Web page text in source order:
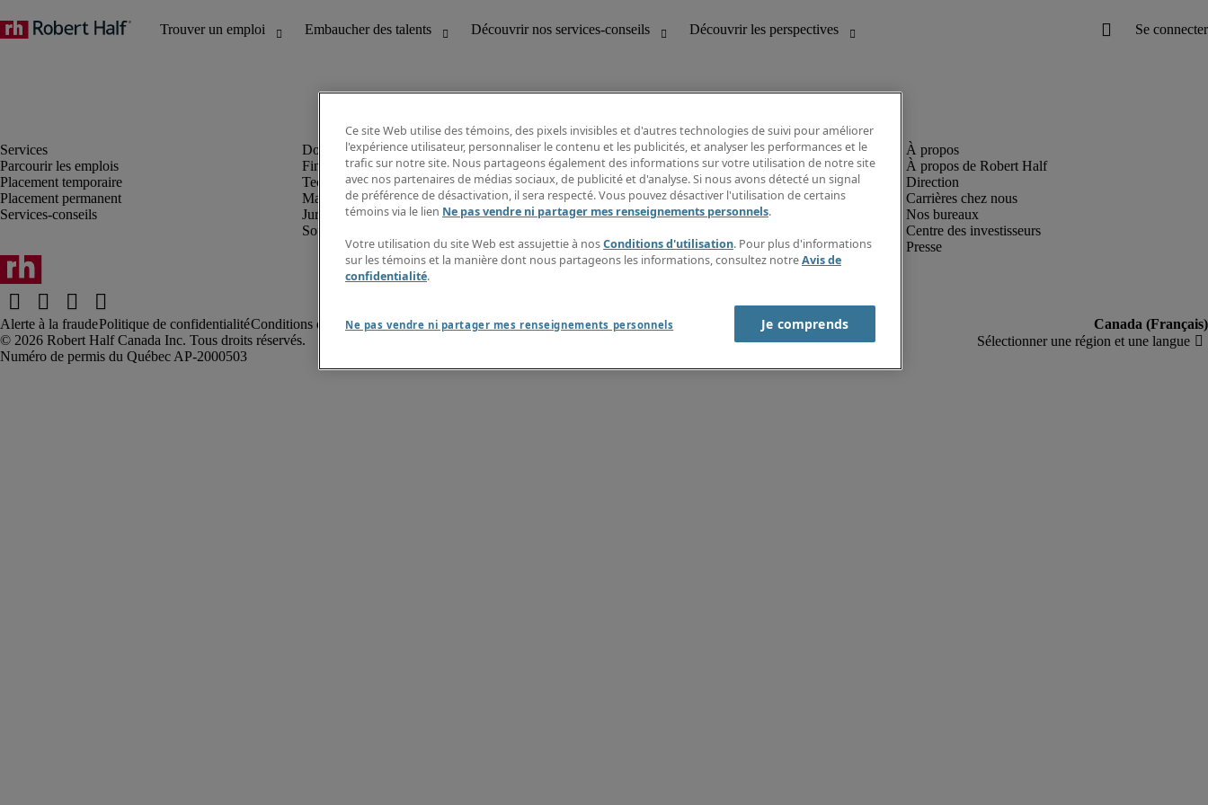
Parcourir les emplois
Placement temporaire
Placement permanent
Services-conseils
Finance et comptabilité
Technologie
Marketing et création
Juridique
Soutien administratif et à la clientèle
Découvrir les perspectives
Répertoire d’emplois
Guide salarial
Rapports de temps
Contactez-nous
À propos de Robert Half
Direction
Carrières chez nous
Nos bureaux
Centre des investisseurs
Presse
Alerte à la fraudePolitique de confidentialitéConditions d’utilisation Rapport sur l'esclavage moderne
Robert Half Canada Inc. Tous droits réservés.
Ce site Web utilise des témoins, des pixels invisibles et d'autres technologies de suivi pour améliorer
l'expérience utilisateur, personnaliser le contenu et les publicités, et analyser les performances et le
trafic sur notre site. Nous partageons également des informations sur votre utilisation de notre site
avec nos partenaires de médias sociaux, de publicité et d'analyse. Si nous avons détecté un signal
de préférence de désactivation, il sera respecté. Vous pouvez désactiver l'utilisation de certains
témoins via le lien Ne pas vendre ni partager mes renseignements personnels.
Votre utilisation du site Web est assujettie à nosConditions d'utilisation. Pour plus d'informations
sur les témoins et la manière dont nous partageons les informations, consultez notreAvis de
confidentialité.
Ne pas vendre ni partager mes renseignements personnels Je comprends